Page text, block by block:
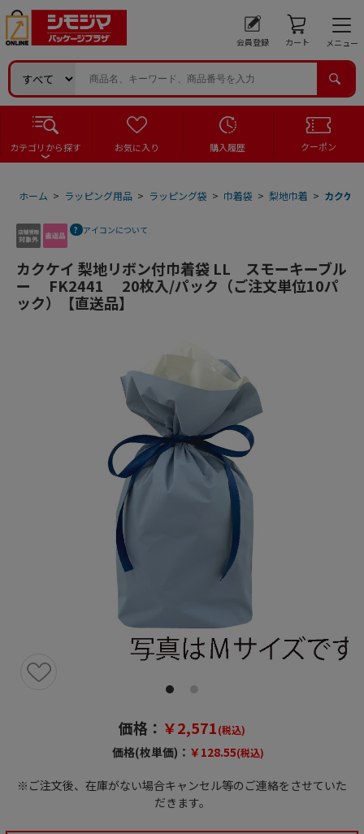
会員登録 カート メニュー
カテゴリから探す お気に入り 購入履歴 クーポン
ホーム > ラッピング用品 > ラッピング袋 > 巾着袋 > 梨地巾着 > カクケ
アイコンについて
カクケイ 梨地リボン付巾着袋 LL スモーキーブル
ー FK2441 20枚入/パック（ご注文単位10パ
ック）【直送品】
価格： ￥2,571(税込)
価格(枚単価)： ￥128.55(税込)
※ご注文後、在庫がない場合キャンセル等のご連絡をさせていた
だきます。